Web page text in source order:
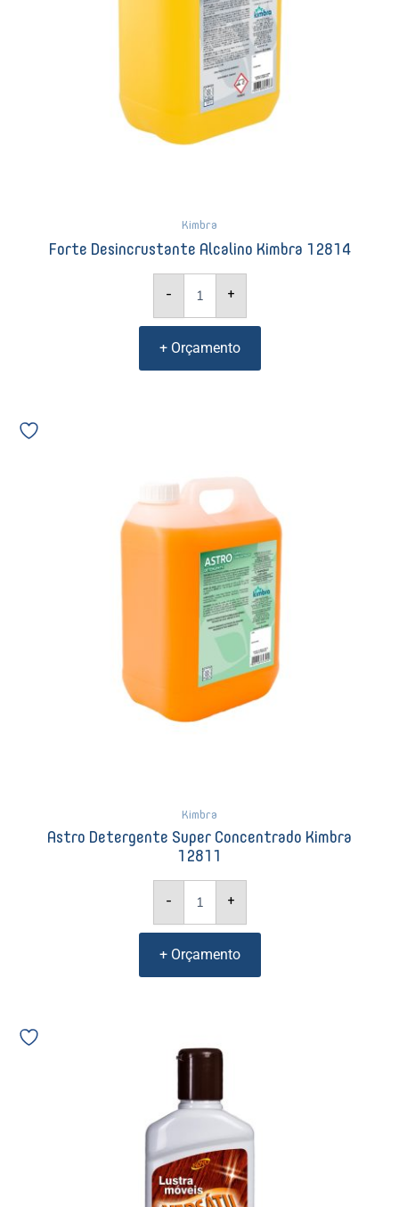
Kimbra
Forte Desincrustante Alcalino Kimbra 12814
- +
+ Orçamento
Kimbra
Astro Detergente Super Concentrado Kimbra
12811
-
Kimbra
12811
quantidade
+
+ Orçamento
Versátil
200ml
1943
quantidade